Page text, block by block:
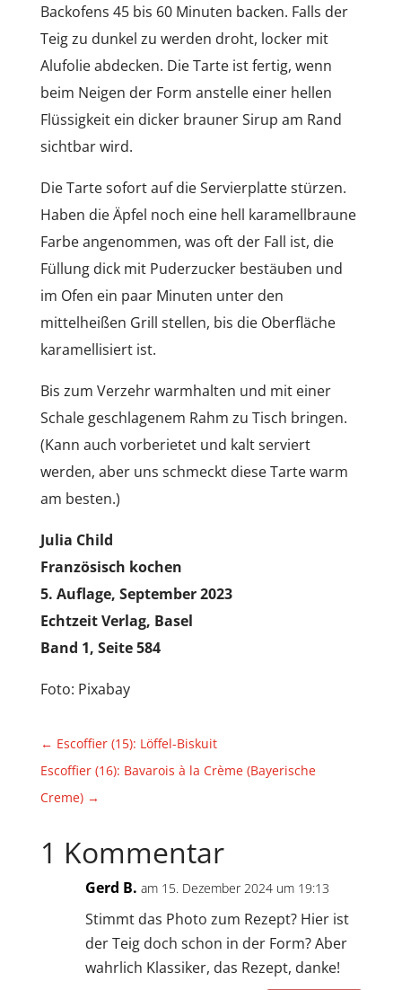
Backofens 45 bis 60 Minuten backen. Falls der
Teig zu dunkel zu werden droht, locker mit
Alufolie abdecken. Die Tarte ist fertig, wenn
beim Neigen der Form anstelle einer hellen
Flüssigkeit ein dicker brauner Sirup am Rand
sichtbar wird.
Die Tarte sofort auf die Servierplatte stürzen.
Haben die Äpfel noch eine hell karamellbraune
Farbe angenommen, was oft der Fall ist, die
Füllung dick mit Puderzucker bestäuben und
im Ofen ein paar Minuten unter den
mittelheißen Grill stellen, bis die Oberfläche
karamellisiert ist.
Bis zum Verzehr warmhalten und mit einer
Schale geschlagenem Rahm zu Tisch bringen.
(Kann auch vorberietet und kalt serviert
werden, aber uns schmeckt diese Tarte warm
am besten.)
Julia Child
Französisch kochen
5. Auflage, September 2023
Echtzeit Verlag, Basel
Band 1, Seite 584
Foto: Pixabay
← Escoffier (15): Löffel-Biskuit
Escoffier (16): Bavarois à la Crème (Bayerische
Creme)→
1 Kommentar
Gerd B. am 15. Dezember 2024 um 19:13
Stimmt das Photo zum Rezept? Hier ist
der Teig doch schon in der Form? Aber
wahrlich Klassiker, das Rezept, danke!